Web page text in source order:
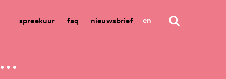
presentatie – richard van kruysdijk
spreekuur faq nieuwsbrief en